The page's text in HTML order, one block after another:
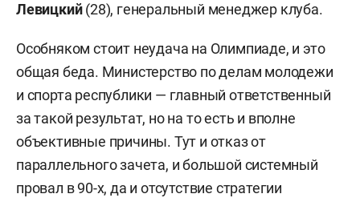
Левицкий(28), генеральный менеджер клуба.
Особняком стоит неудача на Олимпиаде, и это
общая беда. Министерство по делам молодежи
и спорта республики — главный ответственный
за такой результат, но на то есть и вполне
объективные причины. Тут и отказ от
параллельного зачета, и большой системный
провал в 90-х, да и отсутствие стратегии